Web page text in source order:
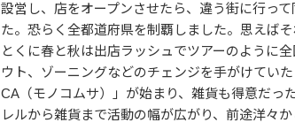
設営し、店をオープンさせたら、違う街に行っ
た。恐らく全都道府県を制覇しました。思えば
とくに春と秋は出店ラッシュでツアーのように
ウト、ゾーニングなどのチェンジを手がけてい
CA（モノコムサ）」が始まり、雑貨も得意だっ
レルから雑貨まで活動の幅が広がり、前途洋々